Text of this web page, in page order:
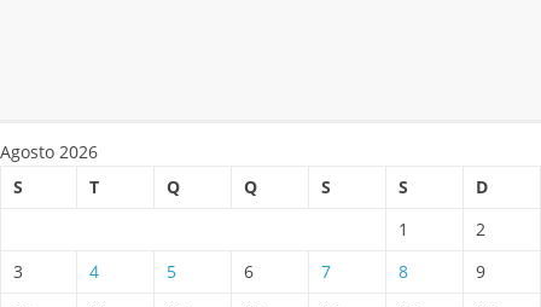
Agosto 2026
S
T Q Q S S
D
1
2
3
4 5 6 7 8
9